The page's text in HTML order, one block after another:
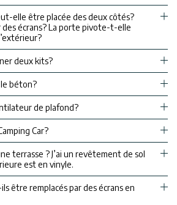
elle être placée des deux côtés?
des écrans? La porte pivote-t-elle
deux kits?
béton?
de plafond?
Car?
terrasse ? J’ai un revêtement de sol
est en vinyle.
être remplacés par des écrans en